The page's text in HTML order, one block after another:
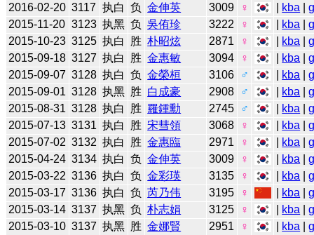
2016-02-20 3117 执白 负 金伸英 3009 ♀ kba |
2015-11-20 3123 执黑 负 吳侑珍 3222 ♀ kba |
2015-10-23 3125 执白 胜 朴昭炫 2871 ♀ kba |
2015-09-18 3127 执白 胜 金惠敏 3094 ♀ kba |
2015-09-07 3128 执白 负 金榮桓 3106 ♂ kba |
2015-09-01 3128 执黑 胜 白成豪 2908 ♂ kba |
2015-08-31 3128 执白 胜 羅鍾勳 2745 ♂ kba |
2015-07-13 3131 执白 胜 宋彗領 3068 ♀ kba |
2015-07-02 3132 执白 胜 金惠臨 2971 ♀ kba |
2015-04-24 3134 执白 负 金伸英 3009 ♀ kba |
2015-03-22 3136 执白 负 金彩瑛 3135 ♀ kba |
2015-03-17 3136 执白 负 芮乃伟 3195 ♀ kba |
2015-03-14 3137 执黑 负 朴志娟 3125 ♀ kba |
2015-03-10 3137 执黑 胜 金娜賢 2951 ♀ kba |